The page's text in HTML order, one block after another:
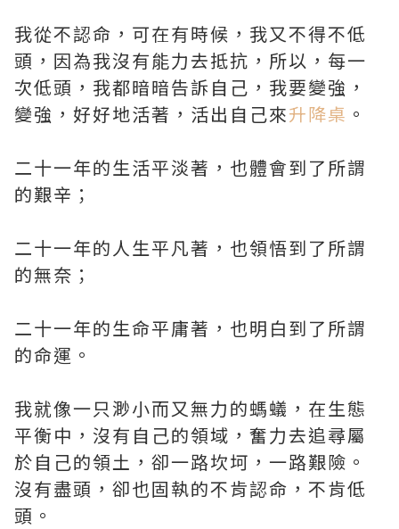
我從不認命，可在有時候，我又不得不低
頭，因為我沒有能力去抵抗，所以，每一
次低頭，我都暗暗告訴自己，我要變強，
變強，好好地活著，活出自己來升降桌 。
二十一年的生活平淡著，也體會到了所謂
的艱辛；
二十一年的人生平凡著，也領悟到了所謂
的無奈；
二十一年的生命平庸著，也明白到了所謂
的命運。
我就像一只渺小而又無力的螞蟻，在生態
平衡中，沒有自己的領域，奮力去追尋屬
於自己的領土，卻一路坎坷，一路艱險。
沒有盡頭，卻也固執的不肯認命，不肯低
頭。